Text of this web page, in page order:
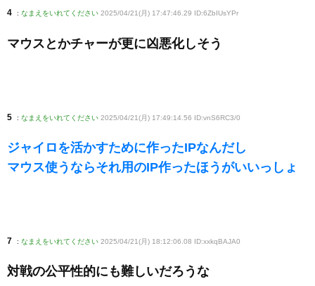
4 : なまえをいれてください 2025/04/21(月) 17:47:46.29 ID:6ZbIUsYPr
マウスとかチャーが更に凶悪化しそう
5 : なまえをいれてください 2025/04/21(月) 17:49:14.56 ID:vnS6RC3/0
ジャイロを活かすために作ったIPなんだし
マウス使うならそれ用のIP作ったほうがいいっしょ
7 : なまえをいれてください 2025/04/21(月) 18:12:06.08 ID:xxkqBAJA0
対戦の公平性的にも難しいだろうな